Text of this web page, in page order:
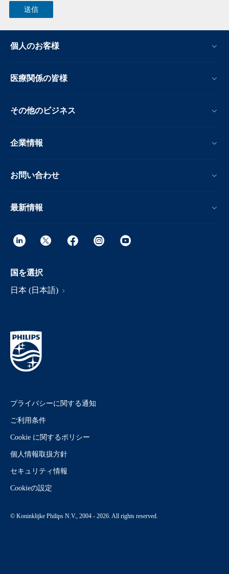
個人のお客様
医療関係の皆様
その他のビジネス
企業情報
お問い合わせ
最新情報
国を選択
日本 (日本語)
プライバシーに関する通知
ご利用条件
Cookie に関するポリシー
個人情報取扱方針
セキュリティ情報
Cookieの設定
© Koninklijke Philips N.V., 2004 - 2026. All rights reserved.